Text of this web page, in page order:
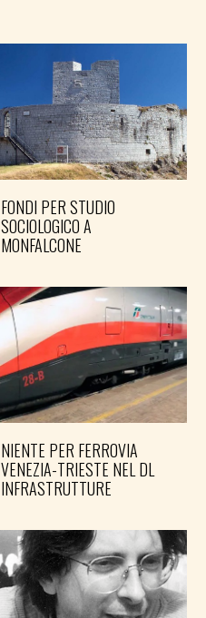
FONDI PER STUDIO
SOCIOLOGICO A
MONFALCONE
NIENTE PER FERROVIA
VENEZIA-TRIESTE NEL DL
INFRASTRUTTURE